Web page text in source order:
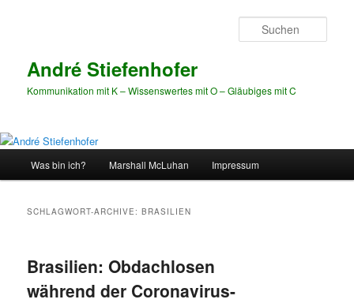
André Stiefenhofer
Kommunikation mit K – Wissenswertes mit O – Gläubiges mit C
Was bin ich? Marshall McLuhan Impressum
SCHLAGWORT-ARCHIVE:BRASILIEN
Brasilien: Obdachlosen
während der Coronavirus-